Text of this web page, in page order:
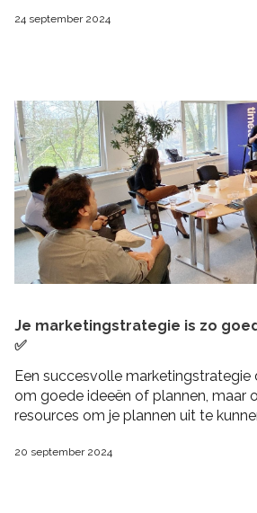
24 september 2024
Je marketingstrategie is zo
✅
Een succesvolle marketingstrategie
om goede ideeën of plannen, maar
resources om je plannen uit te
kunnen zijn en efficiëntie cruciaal is.
20 september 2024